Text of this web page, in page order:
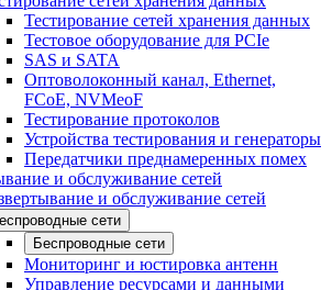
Тестирование сетей хранения данных
Тестовое оборудование для PCIe
SAS и SATA
Оптоволоконный канал, Ethernet,
FCoE, NVMeoF
Тестирование протоколов
Устройства тестирования и генераторы
Передатчики преднамеренных помех
и обслуживание сетей
и обслуживание сетей
сети
Беспроводные сети
Мониторинг и юстировка антенн
Управление ресурсами и данными